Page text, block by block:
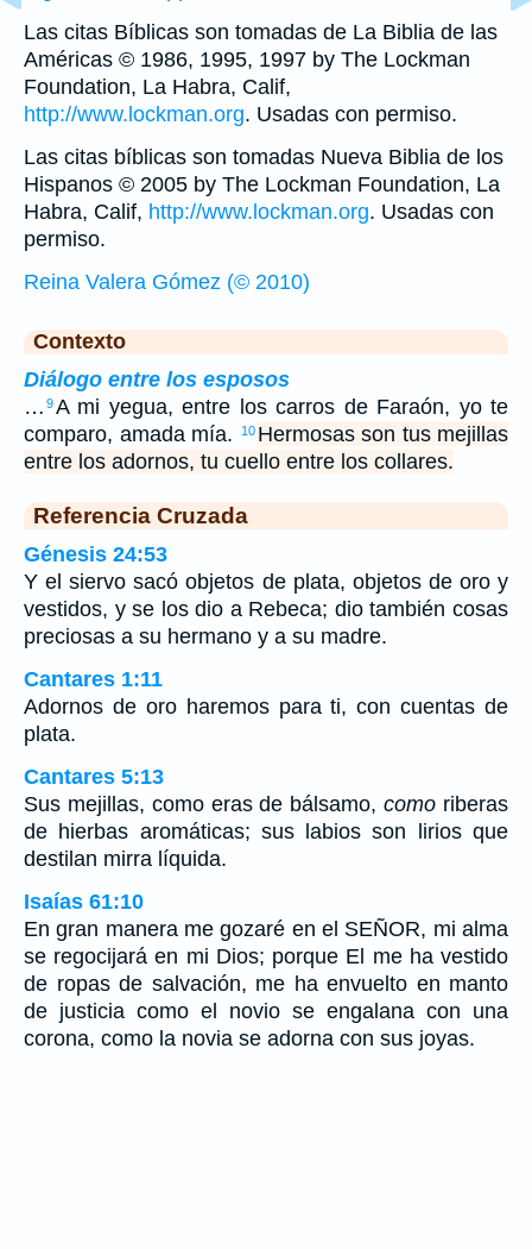
Las citas Bíblicas son tomadas de La Biblia de las
Américas © 1986, 1995, 1997 by The Lockman
Foundation, La Habra, Calif,
http://www.lockman.org. Usadas con permiso.
Las citas bíblicas son tomadas Nueva Biblia de los
Hispanos © 2005 by The Lockman Foundation, La
Habra, Calif, http://www.lockman.org. Usadas con
permiso.
Reina Valera Gómez (© 2010)
Contexto
Diálogo entre los esposos
… 9A mi yegua, entre los carros de Faraón, yo te
comparo, amada mía.
10 Hermosas son tus mejillas
entre los adornos, tu cuello entre los collares.
Referencia Cruzada
Génesis 24:53
Y el siervo sacó objetos de plata, objetos de oro y
vestidos, y se los dio a Rebeca; dio también cosas
preciosas a su hermano y a su madre.
Cantares 1:11
Adornos de oro haremos para ti, con cuentas de
plata.
Cantares 5:13
Sus mejillas, como eras de bálsamo,como riberas
de hierbas aromáticas; sus labios son lirios que
destilan mirra líquida.
Isaías 61:10
En gran manera me gozaré en el SEÑOR, mi alma
se regocijará en mi Dios; porque El me ha vestido
de ropas de salvación, me ha envuelto en manto
de justicia como el novio se engalana con una
corona, como la novia se adorna con sus joyas.